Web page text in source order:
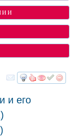
смотреть
и его
)